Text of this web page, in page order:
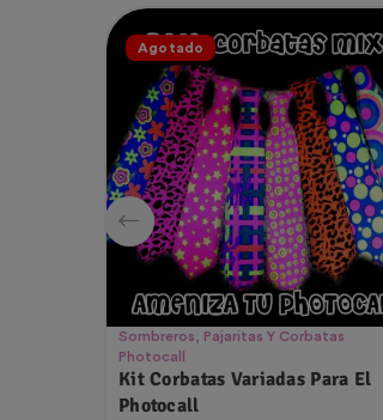
Agotado
Sombreros, Pajaritas Y Corbatas
Photocall
Kit Corbatas Variadas Para El
Photocall